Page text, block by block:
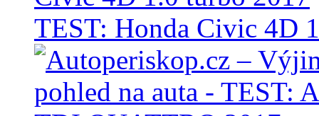
TEST: Honda Civic 4D